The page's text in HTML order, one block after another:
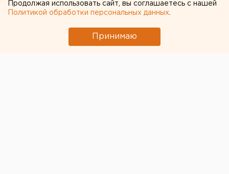
свердловские политологи - о явке на
выборах в Госдуму
Очевидец рассказал про атаку на склад
Wildberries в Екатеринбурге
Продолжая использовать сайт, вы соглашаетесь с нашей
Политикой обработки персональных данных
Принимаю